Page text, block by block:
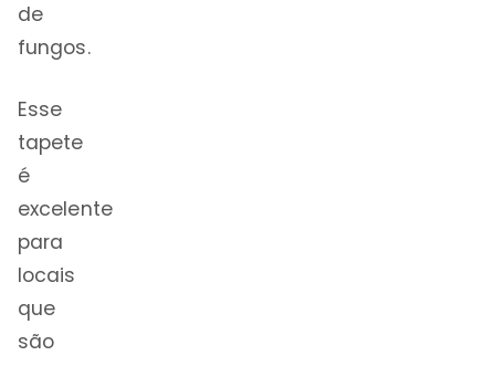
de
fungos.
Esse
tapete
é
excelente
para
locais
que
são